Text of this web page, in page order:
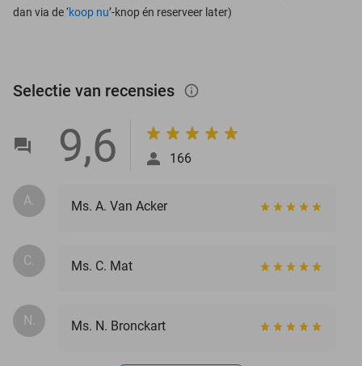
dan via de ‘koop nu’-knop én reserveer later)
Selectie van recensies info_outlined
9,6 166
A. Ms. A. Van Acker
C. Ms. C. Mat
N. Ms. N. Bronckart